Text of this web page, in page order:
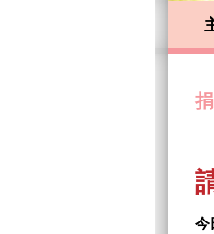
今